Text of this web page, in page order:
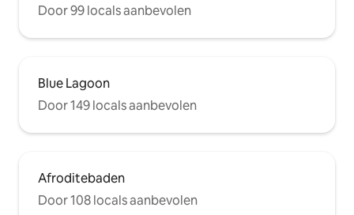
Door 99 locals aanbevolen
Blue Lagoon
Door 149 locals aanbevolen
Afroditebaden
Door 108 locals aanbevolen